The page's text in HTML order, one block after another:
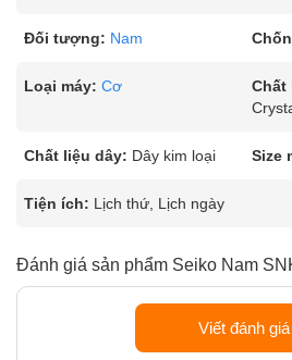
Đối tượng: Nam
Loại máy: Cơ Chất
Chất liệu dây: Dây kim loại Size
Tiện ích: Lịch thứ, Lịch ngày
Đánh giá sản phẩm Seiko Nam
Viết đánh giá